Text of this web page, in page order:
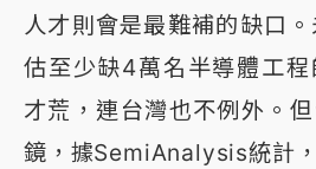
人才則會是最難補的缺口
估至少缺4萬名半導體工
才荒，連台灣也不例外。
鏡，據SemiAnalysis統計